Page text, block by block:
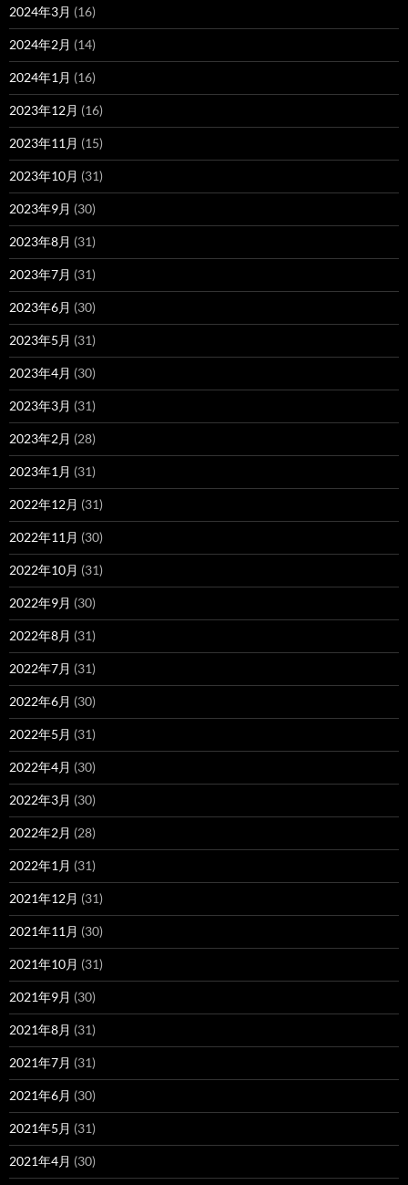
2024年3月 (16)
2024年2月 (14)
2024年1月 (16)
2023年12月 (16)
2023年11月 (15)
2023年10月 (31)
2023年9月 (30)
2023年8月 (31)
2023年7月 (31)
2023年6月 (30)
2023年5月 (31)
2023年4月 (30)
2023年3月 (31)
2023年2月 (28)
2023年1月 (31)
2022年12月 (31)
2022年11月 (30)
2022年10月 (31)
2022年9月 (30)
2022年8月 (31)
2022年7月 (31)
2022年6月 (30)
2022年5月 (31)
2022年4月 (30)
2022年3月 (30)
2022年2月 (28)
2022年1月 (31)
2021年12月 (31)
2021年11月 (30)
2021年10月 (31)
2021年9月 (30)
2021年8月 (31)
2021年7月 (31)
2021年6月 (30)
2021年5月 (31)
2021年4月 (30)